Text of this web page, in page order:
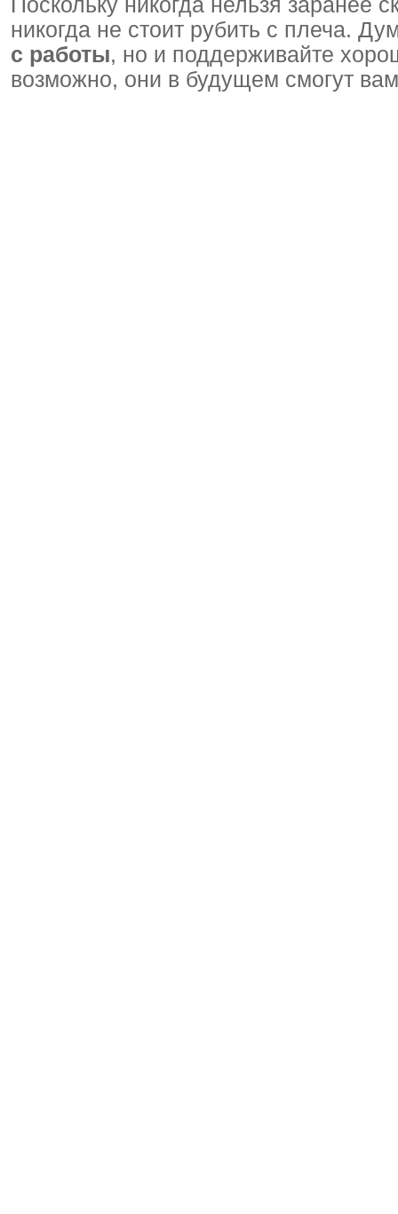
Поскольку никогда нельзя заранее
никогда не стоит рубить с плеча.
с работы, но и поддерживайте
возможно, они в будущем смогут